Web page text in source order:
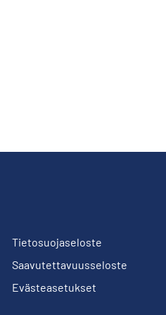
Tietosuojaseloste
Saavutettavuusseloste
Evästeasetukset